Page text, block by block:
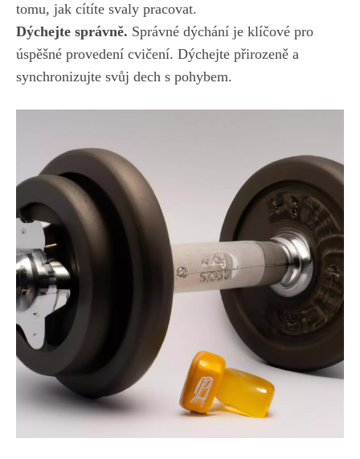
tomu,⁤ jak cítíte svaly​ pracovat.
Dýchejte správně. Správné dýchání je klíčové pro
úspěšné provedení cvičení. Dýchejte přirozeně a
synchronizujte svůj dech ⁤s‌ pohybem.